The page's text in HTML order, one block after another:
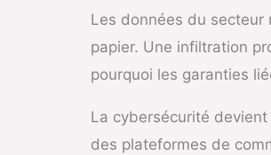
Les données du secteur
papier. Une infiltration
pourquoi les garanties
La cybersécurité
des plateformes de